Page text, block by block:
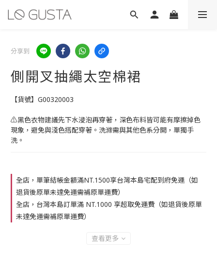
分享到
側開叉抽繩太空棉裙
【貨號】G00320003
⚠️黑色衣物建議先下水浸泡再穿著，深色布料皆可能有摩擦掉色
現象，避免與淺色搭配穿著。洗滌需與其他色系分開，單獨手
洗。
全店，單筆結帳金額滿NT.1500享台灣本島宅配到府免運（如
退貨後原單未達免運需補原單運費）
全店，台灣本島訂單滿 NT.1000 享超取免運費（如退貨後原單
未達免運需補原單運費）
查看更多